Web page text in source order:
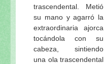
trascendental. Metió
su mano y agarró la
extraordinaria ajorca
tocándola con su
cabeza, sintiendo
una ola trascendental